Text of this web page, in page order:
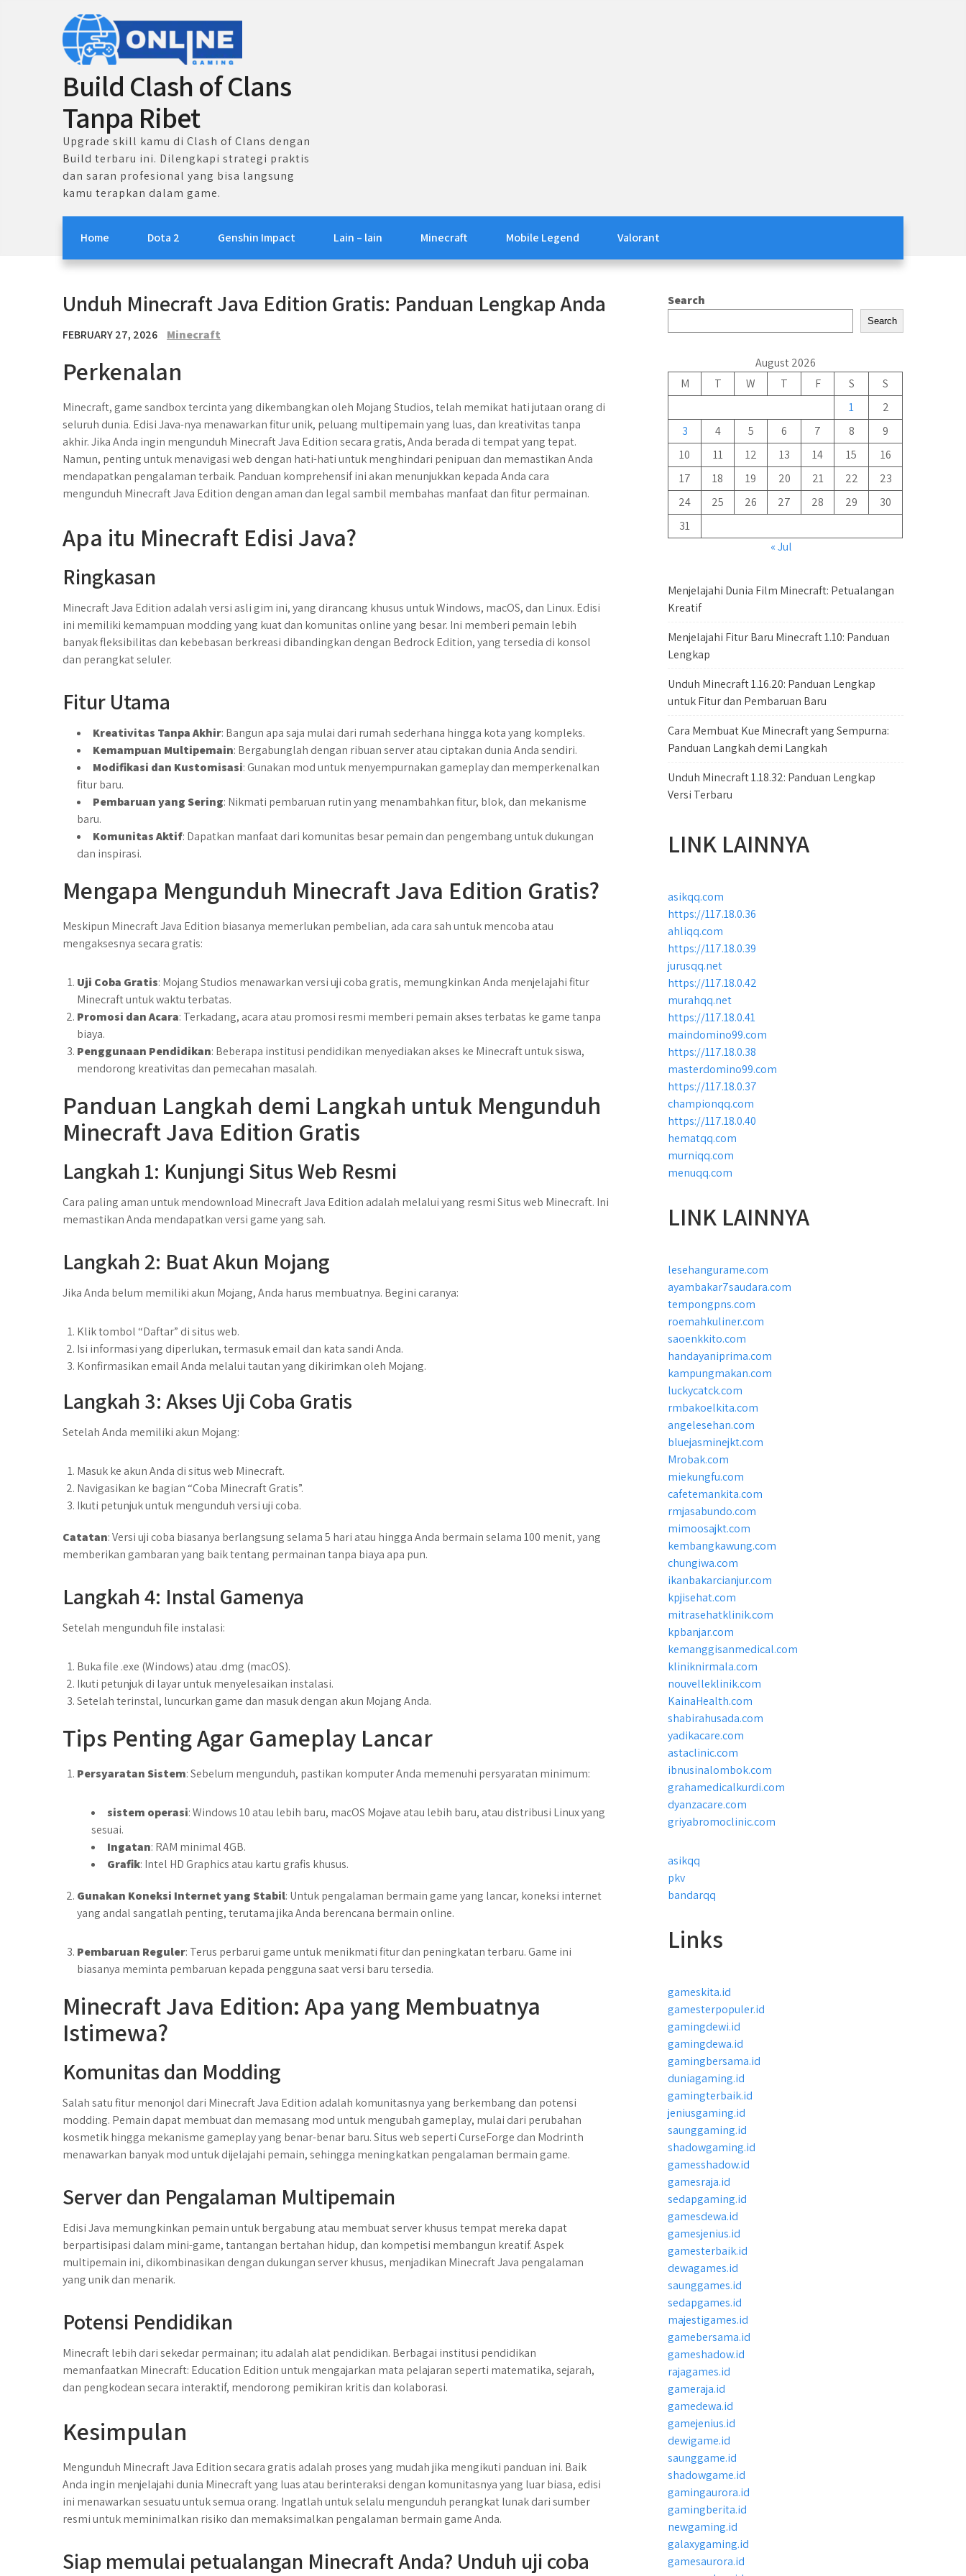
Build Clash of Clans
Tanpa Ribet
Upgrade skill kamu di Clash of Clans dengan
Build terbaru ini. Dilengkapi strategi praktis
dan saran profesional yang bisa langsung
kamu terapkan dalam game.
Home Dota 2 Genshin Impact Lain – lain Minecraft Mobile Legend Valorant
Unduh Minecraft Java Edition Gratis: Panduan Lengkap Anda
FEBRUARY 27, 2026 Minecraft
Perkenalan
Minecraft, game sandbox tercinta yang dikembangkan oleh Mojang Studios, telah memikat hati jutaan orang di
seluruh dunia. Edisi Java-nya menawarkan fitur unik, peluang multipemain yang luas, dan kreativitas tanpa
akhir. Jika Anda ingin mengunduh Minecraft Java Edition secara gratis, Anda berada di tempat yang tepat.
Namun, penting untuk menavigasi web dengan hati-hati untuk menghindari penipuan dan memastikan Anda
mendapatkan pengalaman terbaik. Panduan komprehensif ini akan menunjukkan kepada Anda cara
mengunduh Minecraft Java Edition dengan aman dan legal sambil membahas manfaat dan fitur permainan.
Apa itu Minecraft Edisi Java?
Ringkasan
Minecraft Java Edition adalah versi asli gim ini, yang dirancang khusus untuk Windows, macOS, dan Linux. Edisi
ini memiliki kemampuan modding yang kuat dan komunitas online yang besar. Ini memberi pemain lebih
banyak fleksibilitas dan kebebasan berkreasi dibandingkan dengan Bedrock Edition, yang tersedia di konsol
dan perangkat seluler.
Fitur Utama
Kreativitas Tanpa Akhir: Bangun apa saja mulai dari rumah sederhana hingga kota yang kompleks.
Kemampuan Multipemain: Bergabunglah dengan ribuan server atau ciptakan dunia Anda sendiri.
Modifikasi dan Kustomisasi: Gunakan mod untuk menyempurnakan gameplay dan memperkenalkan
fitur baru.
Pembaruan yang Sering: Nikmati pembaruan rutin yang menambahkan fitur, blok, dan mekanisme
baru.
Komunitas Aktif: Dapatkan manfaat dari komunitas besar pemain dan pengembang untuk dukungan
dan inspirasi.
Mengapa Mengunduh Minecraft Java Edition Gratis?
Meskipun Minecraft Java Edition biasanya memerlukan pembelian, ada cara sah untuk mencoba atau
mengaksesnya secara gratis:
Uji Coba Gratis: Mojang Studios menawarkan versi uji coba gratis, memungkinkan Anda menjelajahi fitur
Minecraft untuk waktu terbatas.
Promosi dan Acara: Terkadang, acara atau promosi resmi memberi pemain akses terbatas ke game tanpa
biaya.
Penggunaan Pendidikan: Beberapa institusi pendidikan menyediakan akses ke Minecraft untuk siswa,
mendorong kreativitas dan pemecahan masalah.
Panduan Langkah demi Langkah untuk Mengunduh
Minecraft Java Edition Gratis
Langkah 1: Kunjungi Situs Web Resmi
Cara paling aman untuk mendownload Minecraft Java Edition adalah melalui yang resmi Situs web Minecraft. Ini
memastikan Anda mendapatkan versi game yang sah.
Langkah 2: Buat Akun Mojang
Jika Anda belum memiliki akun Mojang, Anda harus membuatnya. Begini caranya:
Klik tombol “Daftar” di situs web.
Isi informasi yang diperlukan, termasuk email dan kata sandi Anda.
Konfirmasikan email Anda melalui tautan yang dikirimkan oleh Mojang.
Langkah 3: Akses Uji Coba Gratis
Setelah Anda memiliki akun Mojang:
Masuk ke akun Anda di situs web Minecraft.
Navigasikan ke bagian “Coba Minecraft Gratis”.
Ikuti petunjuk untuk mengunduh versi uji coba.
Catatan: Versi uji coba biasanya berlangsung selama 5 hari atau hingga Anda bermain selama 100 menit, yang
memberikan gambaran yang baik tentang permainan tanpa biaya apa pun.
Langkah 4: Instal Gamenya
Setelah mengunduh file instalasi:
Buka file .exe (Windows) atau .dmg (macOS).
Ikuti petunjuk di layar untuk menyelesaikan instalasi.
Setelah terinstal, luncurkan game dan masuk dengan akun Mojang Anda.
Tips Penting Agar Gameplay Lancar
Persyaratan Sistem: Sebelum mengunduh, pastikan komputer Anda memenuhi persyaratan minimum:
sistem operasi: Windows 10 atau lebih baru, macOS Mojave atau lebih baru, atau distribusi Linux yang
sesuai.
Ingatan: RAM minimal 4GB.
Grafik: Intel HD Graphics atau kartu grafis khusus.
Gunakan Koneksi Internet yang Stabil: Untuk pengalaman bermain game yang lancar, koneksi internet
yang andal sangatlah penting, terutama jika Anda berencana bermain online.
Pembaruan Reguler: Terus perbarui game untuk menikmati fitur dan peningkatan terbaru. Game ini
biasanya meminta pembaruan kepada pengguna saat versi baru tersedia.
Minecraft Java Edition: Apa yang Membuatnya
Istimewa?
Komunitas dan Modding
Salah satu fitur menonjol dari Minecraft Java Edition adalah komunitasnya yang berkembang dan potensi
modding. Pemain dapat membuat dan memasang mod untuk mengubah gameplay, mulai dari perubahan
kosmetik hingga mekanisme gameplay yang benar-benar baru. Situs web seperti CurseForge dan Modrinth
menawarkan banyak mod untuk dijelajahi pemain, sehingga meningkatkan pengalaman bermain game.
Server dan Pengalaman Multipemain
Edisi Java memungkinkan pemain untuk bergabung atau membuat server khusus tempat mereka dapat
berpartisipasi dalam mini-game, tantangan bertahan hidup, dan kompetisi membangun kreatif. Aspek
multipemain ini, dikombinasikan dengan dukungan server khusus, menjadikan Minecraft Java pengalaman
yang unik dan menarik.
Potensi Pendidikan
Minecraft lebih dari sekedar permainan; itu adalah alat pendidikan. Berbagai institusi pendidikan
memanfaatkan Minecraft: Education Edition untuk mengajarkan mata pelajaran seperti matematika, sejarah,
dan pengkodean secara interaktif, mendorong pemikiran kritis dan kolaborasi.
Kesimpulan
Mengunduh Minecraft Java Edition secara gratis adalah proses yang mudah jika mengikuti panduan ini. Baik
Anda ingin menjelajahi dunia Minecraft yang luas atau berinteraksi dengan komunitasnya yang luar biasa, edisi
ini menawarkan sesuatu untuk semua orang. Ingatlah untuk selalu mengunduh perangkat lunak dari sumber
resmi untuk meminimalkan risiko dan memaksimalkan pengalaman bermain game Anda.
Siap memulai petualangan Minecraft Anda? Unduh uji coba
Search
Search
August 2026
M
T W T F S
S
1
2
3
4 5 6 7 8
9
10
11 12 13 14 15
16
17
18 19 20 21 22
23
24
25 26 27 28 29
30
31
« Jul
Menjelajahi Dunia Film Minecraft: Petualangan
Kreatif
Menjelajahi Fitur Baru Minecraft 1.10: Panduan
Lengkap
Unduh Minecraft 1.16.20: Panduan Lengkap
untuk Fitur dan Pembaruan Baru
Cara Membuat Kue Minecraft yang Sempurna:
Panduan Langkah demi Langkah
Unduh Minecraft 1.18.32: Panduan Lengkap
Versi Terbaru
LINK LAINNYA
asikqq.com
https://117.18.0.36
ahliqq.com
https://117.18.0.39
jurusqq.net
https://117.18.0.42
murahqq.net
https://117.18.0.41
maindomino99.com
https://117.18.0.38
masterdomino99.com
https://117.18.0.37
championqq.com
https://117.18.0.40
hematqq.com
murniqq.com
menuqq.com
LINK LAINNYA
lesehangurame.com
ayambakar7saudara.com
tempongpns.com
roemahkuliner.com
saoenkkito.com
handayaniprima.com
kampungmakan.com
luckycatck.com
rmbakoelkita.com
angelesehan.com
bluejasminejkt.com
Mrobak.com
miekungfu.com
cafetemankita.com
rmjasabundo.com
mimoosajkt.com
kembangkawung.com
chungiwa.com
ikanbakarcianjur.com
kpjisehat.com
mitrasehatklinik.com
kpbanjar.com
kemanggisanmedical.com
kliniknirmala.com
nouvelleklinik.com
KainaHealth.com
shabirahusada.com
yadikacare.com
astaclinic.com
ibnusinalombok.com
grahamedicalkurdi.com
dyanzacare.com
griyabromoclinic.com
asikqq
pkv
bandarqq
Links
gameskita.id
gamesterpopuler.id
gamingdewi.id
gamingdewa.id
gamingbersama.id
duniagaming.id
gamingterbaik.id
jeniusgaming.id
saunggaming.id
shadowgaming.id
gamesshadow.id
gamesraja.id
sedapgaming.id
gamesdewa.id
gamesjenius.id
gamesterbaik.id
dewagames.id
saunggames.id
sedapgames.id
majestigames.id
gamebersama.id
gameshadow.id
rajagames.id
gameraja.id
gamedewa.id
gamejenius.id
dewigame.id
saunggame.id
shadowgame.id
gamingaurora.id
gamingberita.id
newgaming.id
galaxygaming.id
gamesaurora.id